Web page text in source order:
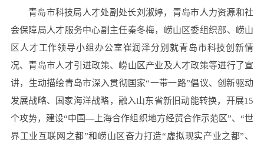
青岛市科技局人才处副处长刘淑婷，青岛市人力资源和社
会保障局人才服务中心副主任秦冬梅，崂山区委组织部、崂山
区人才工作领导小组办公室崔润泽分别就青岛市科技创新情
况、青岛市人才引进政策、崂山区产业及人才政策等进行了宣
讲，生动描绘青岛市深入贯彻国家“一带一路”倡议、创新驱动
发展战略、国家海洋战略，融入山东省新旧动能转换，开展15
个攻势，建设“中国—上海合作组织地方经贸合作示范区”、“世
界工业互联网之都”和崂山区奋力打造“虚拟现实产业之都”、